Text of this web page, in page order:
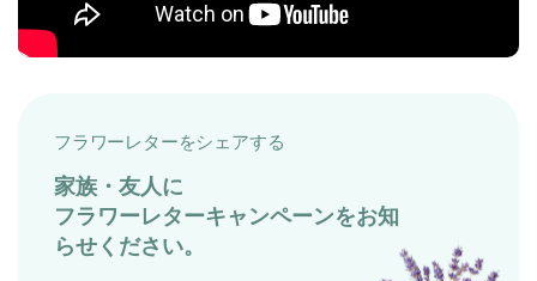
フラワーレターをシェアする
家族・友人に
フラワーレターキャンペーンをお知
らせください。